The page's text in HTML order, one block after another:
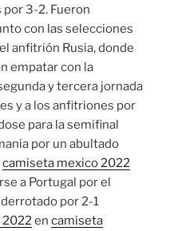
3-2. Fueron
con las selecciones
anfitrión Rusia, donde
empatar con la
y tercera jornada
y a los anfitriones por
para la semifinal
por un abultado
camiseta mexico 2022
a Portugal por el
por 2-1
2022en camiseta